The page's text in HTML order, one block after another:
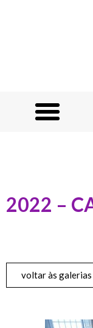
2022 –
voltar às galerias